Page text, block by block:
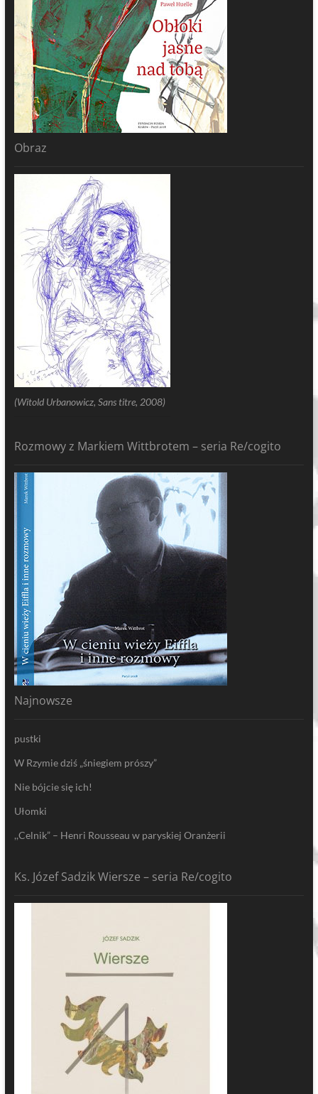
Obraz
(Witold Urbanowicz, Sans titre, 2008)
Rozmowy z Markiem Wittbrotem – seria Re/cogito
Najnowsze
pustki
W Rzymie dziś „śniegiem prószy”
Nie bójcie się ich!
Ułomki
,,Celnik” – Henri Rousseau w paryskiej Oranżerii
Ks. Józef Sadzik Wiersze – seria Re/cogito